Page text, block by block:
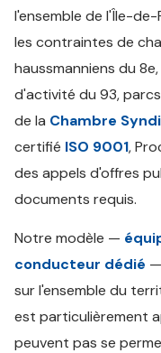
l'ensemble de l'Île-
les contraintes de
haussmanniens du
d'activité du 93,
de la Chambre
certifié ISO 9001,
des appels d'offres
documents requis.
Notre modèle —
conducteur dédié
sur l'ensemble du
est particulièrement
peuvent pas se